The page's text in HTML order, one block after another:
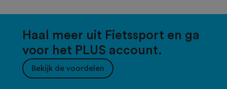
Haal meer uit Fietssport en ga
voor het PLUS account.
Bekijk de voordelen